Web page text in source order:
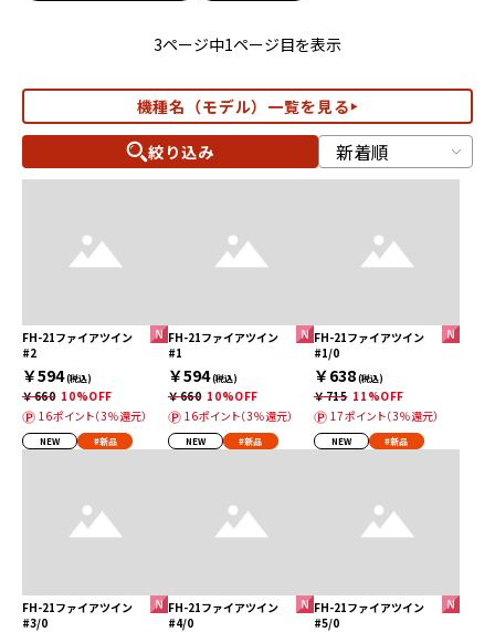
3ページ中1ページ目を表示
機種名（モデル）一覧を見る
絞り込み
FH-21ファイアツイン
#2
￥594(税込)
￥660 10%OFF
16ポイント（3％還元）
NEW #新品
FH-21ファイアツイン
#1
￥594(税込)
￥660 10%OFF
16ポイント（3％還元）
NEW #新品
FH-21ファイアツイン
#1/0
￥638(税込)
￥715 11%OFF
17ポイント（3％還元）
NEW #新品
FH-21ファイアツイン
#3/0
FH-21ファイアツイン
#4/0
FH-21ファイアツイン
#5/0